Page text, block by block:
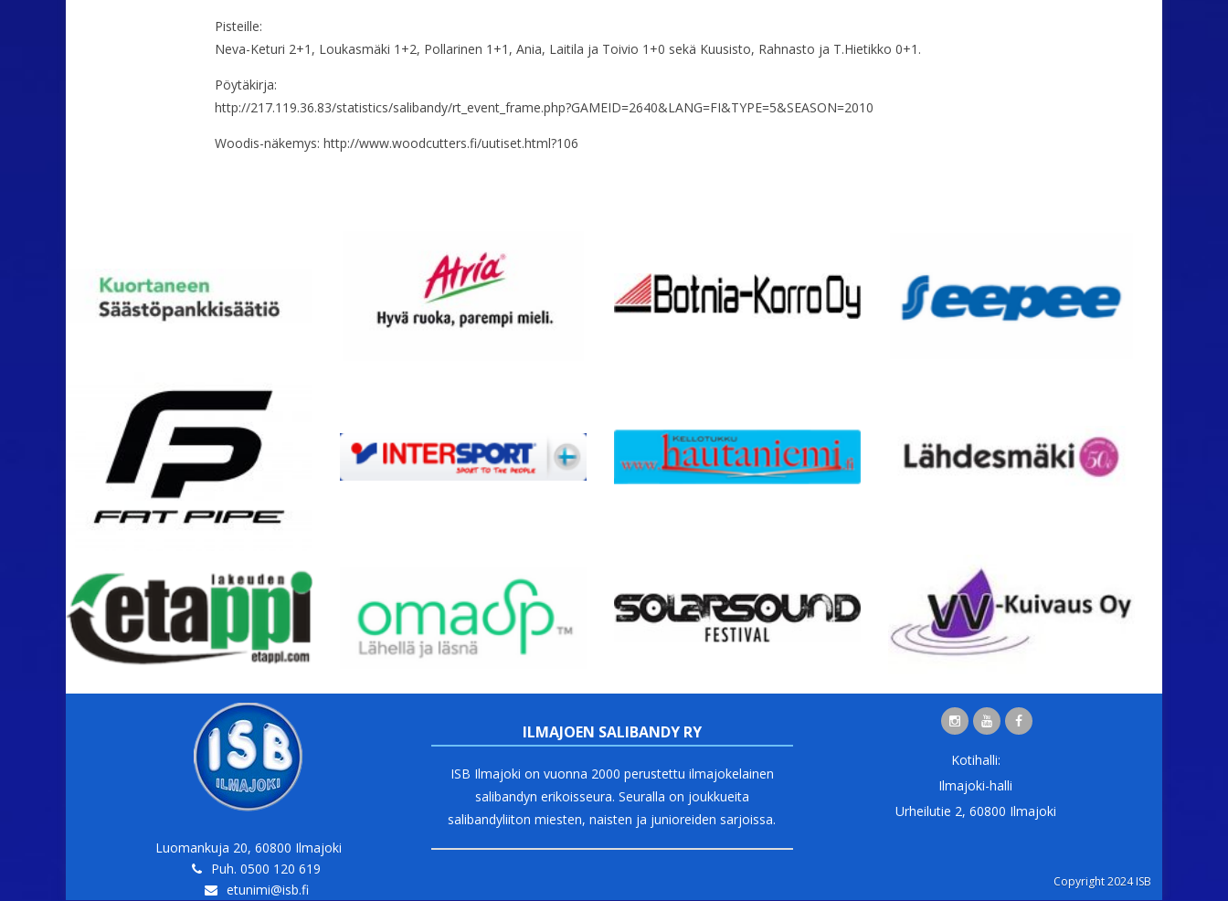
Pisteille:
Neva-Keturi 2+1, Loukasmäki 1+2, Pollarinen 1+1, Ania, Laitila ja Toivio 1+0 sekä Kuusisto, Rahnasto ja T.Hietikko 0+1.
Pöytäkirja:
http://217.119.36.83/statistics/salibandy/rt_event_frame.php?GAMEID=2640&LANG=FI&TYPE=5&SEASON=2010
Woodis-näkemys: http://www.woodcutters.fi/uutiset.html?106
Luomankuja 20, 60800 Ilmajoki
Puh. 0500 120 619
etunimi@isb.fi
ILMAJOEN SALIBANDY RY
ISB Ilmajoki on vuonna 2000 perustettu ilmajokelainen
salibandyn erikoisseura. Seuralla on joukkueita
salibandyliiton miesten, naisten ja junioreiden sarjoissa.
Kotihalli:
Ilmajoki-halli
Urheilutie 2, 60800 Ilmajoki
Copyright 2024 ISB